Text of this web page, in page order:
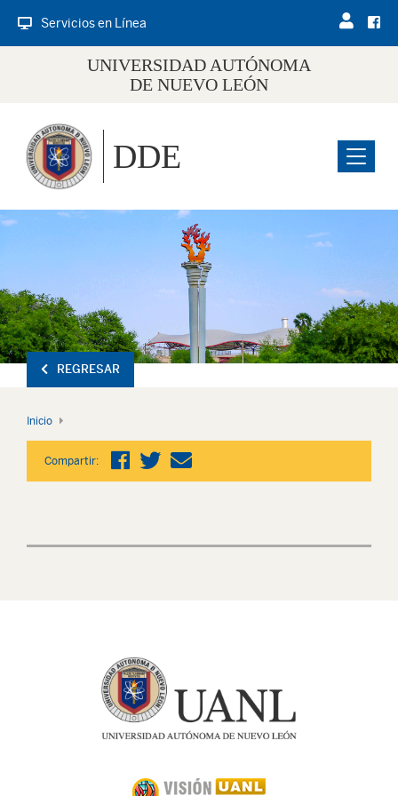
Servicios en Línea
UNIVERSIDAD AUTÓNOMA
DE NUEVO LEÓN
Menu
DDE
REGRESAR
Inicio
Compartir: